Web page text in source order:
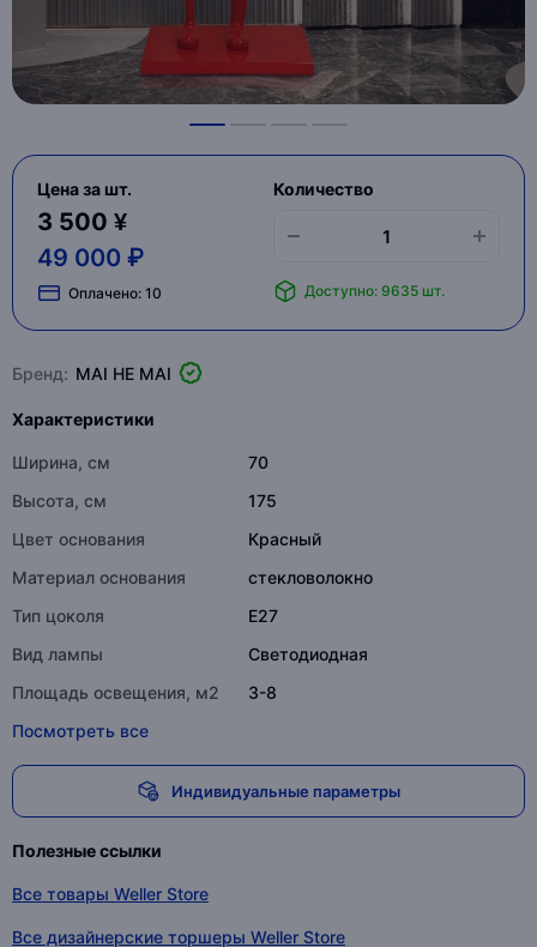
Цена за шт.
3 500 ¥
49 000 ₽
Оплачено: 10
Количество
Доступно: 9635 шт.
Бренд: MAI HE MAI
Характеристики
Ширина, см
70
Высота, см
175
Цвет основания
Красный
Материал основания
стекловолокно
Тип цоколя
E27
Вид лампы
Светодиодная
Площадь освещения, м2
3-8
Посмотреть все
Индивидуальные параметры
Полезные ссылки
Все товары Weller Store
Все дизайнерские торшеры Weller Store